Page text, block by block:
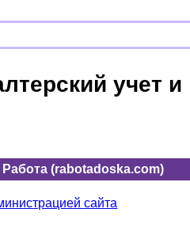
учет и
(rabotadoska.com)
сайта